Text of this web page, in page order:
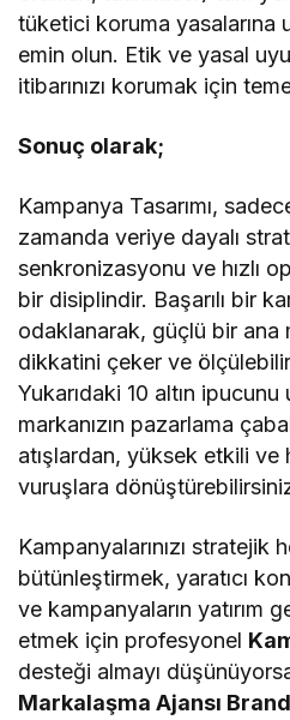
tüketici koruma yasalarına
emin olun. Etik ve yasal
itibarınızı korumak için
Sonuç olarak;
Kampanya Tasarımı,
zamanda veriye dayalı
senkronizasyonu ve hızlı
bir disiplindir. Başarılı bir
odaklanarak, güçlü bir ana
dikkatini çeker ve
Yukarıdaki 10 altın
markanızın pazarlama
atışlardan, yüksek etkili ve
vuruşlara
Kampanyalarınızı stratejik
bütünleştirmek, yaratıcı
ve kampanyaların yatırım
etmek için profesyonel
desteği almayı
Markalaşma Ajansı